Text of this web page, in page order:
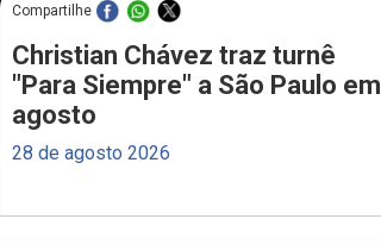
Compartilhe
Christian Chávez traz turnê
"Para Siempre" a São Paulo em
agosto
28 de agosto 2026